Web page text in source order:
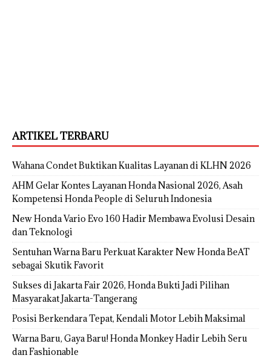
ARTIKEL TERBARU
Wahana Condet Buktikan Kualitas Layanan di KLHN 2026
AHM Gelar Kontes Layanan Honda Nasional 2026, Asah
Kompetensi Honda People di Seluruh Indonesia
New Honda Vario Evo 160 Hadir Membawa Evolusi Desain
dan Teknologi
Sentuhan Warna Baru Perkuat Karakter New Honda BeAT
sebagai Skutik Favorit
Sukses di Jakarta Fair 2026, Honda Bukti Jadi Pilihan
Masyarakat Jakarta-Tangerang
Posisi Berkendara Tepat, Kendali Motor Lebih Maksimal
Warna Baru, Gaya Baru! Honda Monkey Hadir Lebih Seru
dan Fashionable